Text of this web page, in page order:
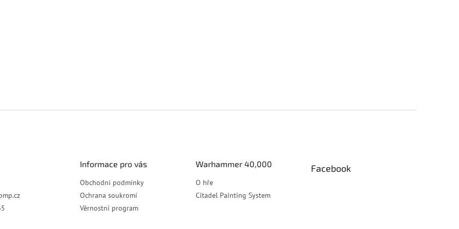
Informace pro vás
Obchodní podmínky
Ochrana soukromí
Věrnostní program
Warhammer 40,000
O hře
Citadel Painting System
Facebook